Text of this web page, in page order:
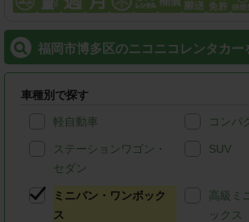
福岡市博多区のニコニコレンタカー
車種別で探す
軽自動車 コンパ
ステーションワゴン・
セダン
SUV
ミニバン・ワンボック
ス
高級ミ
ックス